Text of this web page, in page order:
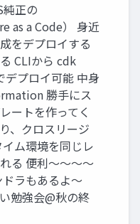
純正の
as a Code） 身近
をデプロイする
CLIから cdk
プロイ可能 中身
勝手にス
ートを作ってく
、クロスリージ
ム環境を同じレ
る 便利〜〜〜〜
ラもあるよ〜
勉強会@秋の終